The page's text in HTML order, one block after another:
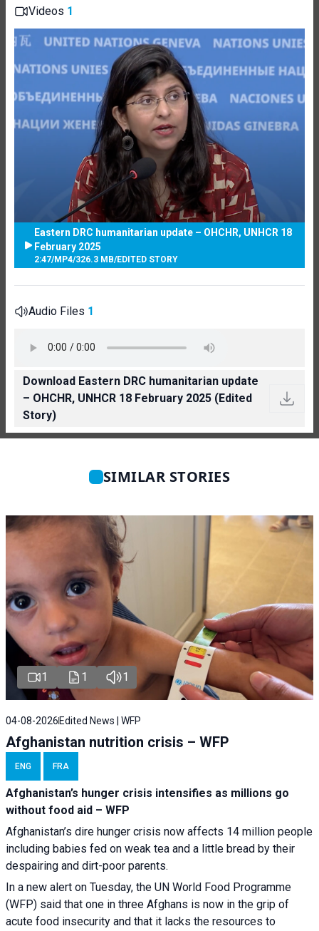
Videos 1
Eastern DRC humanitarian update – OHCHR, UNHCR 18
February 2025
2:47/MP4/326.3 MB/EDITED STORY
Audio Files 1
Download Eastern DRC humanitarian update
– OHCHR, UNHCR 18 February 2025 (Edited
Story)
SIMILAR STORIES
1 1 1
04-08-2026 Edited News | WFP
Afghanistan nutrition crisis – WFP
ENG FRA
Afghanistan’s hunger crisis intensifies as millions go
without food aid – WFP
Afghanistan’s dire hunger crisis now affects 14 million people
including babies fed on weak tea and a little bread by their
despairing and dirt-poor parents.
In a new alert on Tuesday, the UN World Food Programme
(WFP) said that one in three Afghans is now in the grip of
acute food insecurity and that it lacks the resources to